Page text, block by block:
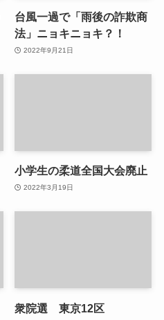
台風一過で「雨後の詐欺商
法」ニョキニョキ？！
2022年9月21日
小学生の柔道全国大会廃止
2022年3月19日
衆院選 東京12区